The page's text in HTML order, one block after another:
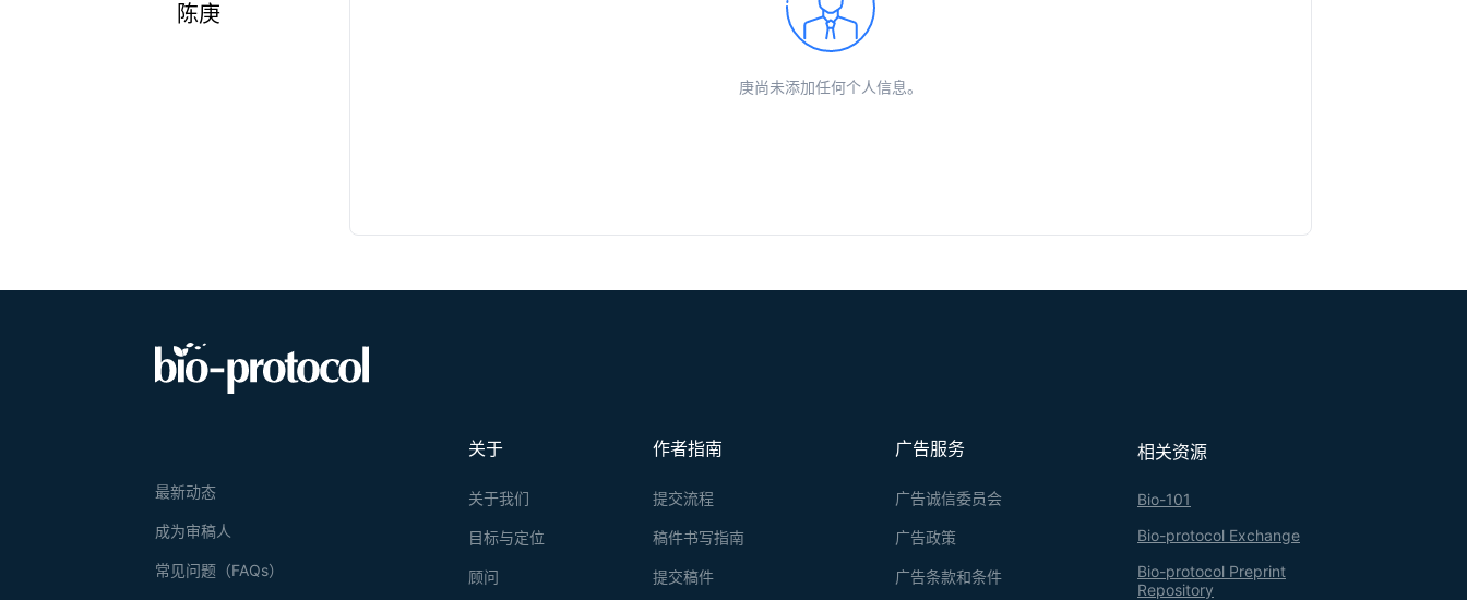
陈庚
庚尚未添加任何个人信息。
相关资源
Bio-101
Bio-protocol Exchange
Bio-protocol Preprint
Repository
广告服务
广告诚信委员会
广告政策
广告条款和条件
作者指南
提交流程
稿件书写指南
提交稿件
关于
关于我们
目标与定位
顾问
最新动态
成为审稿人
常见问题（FAQs）